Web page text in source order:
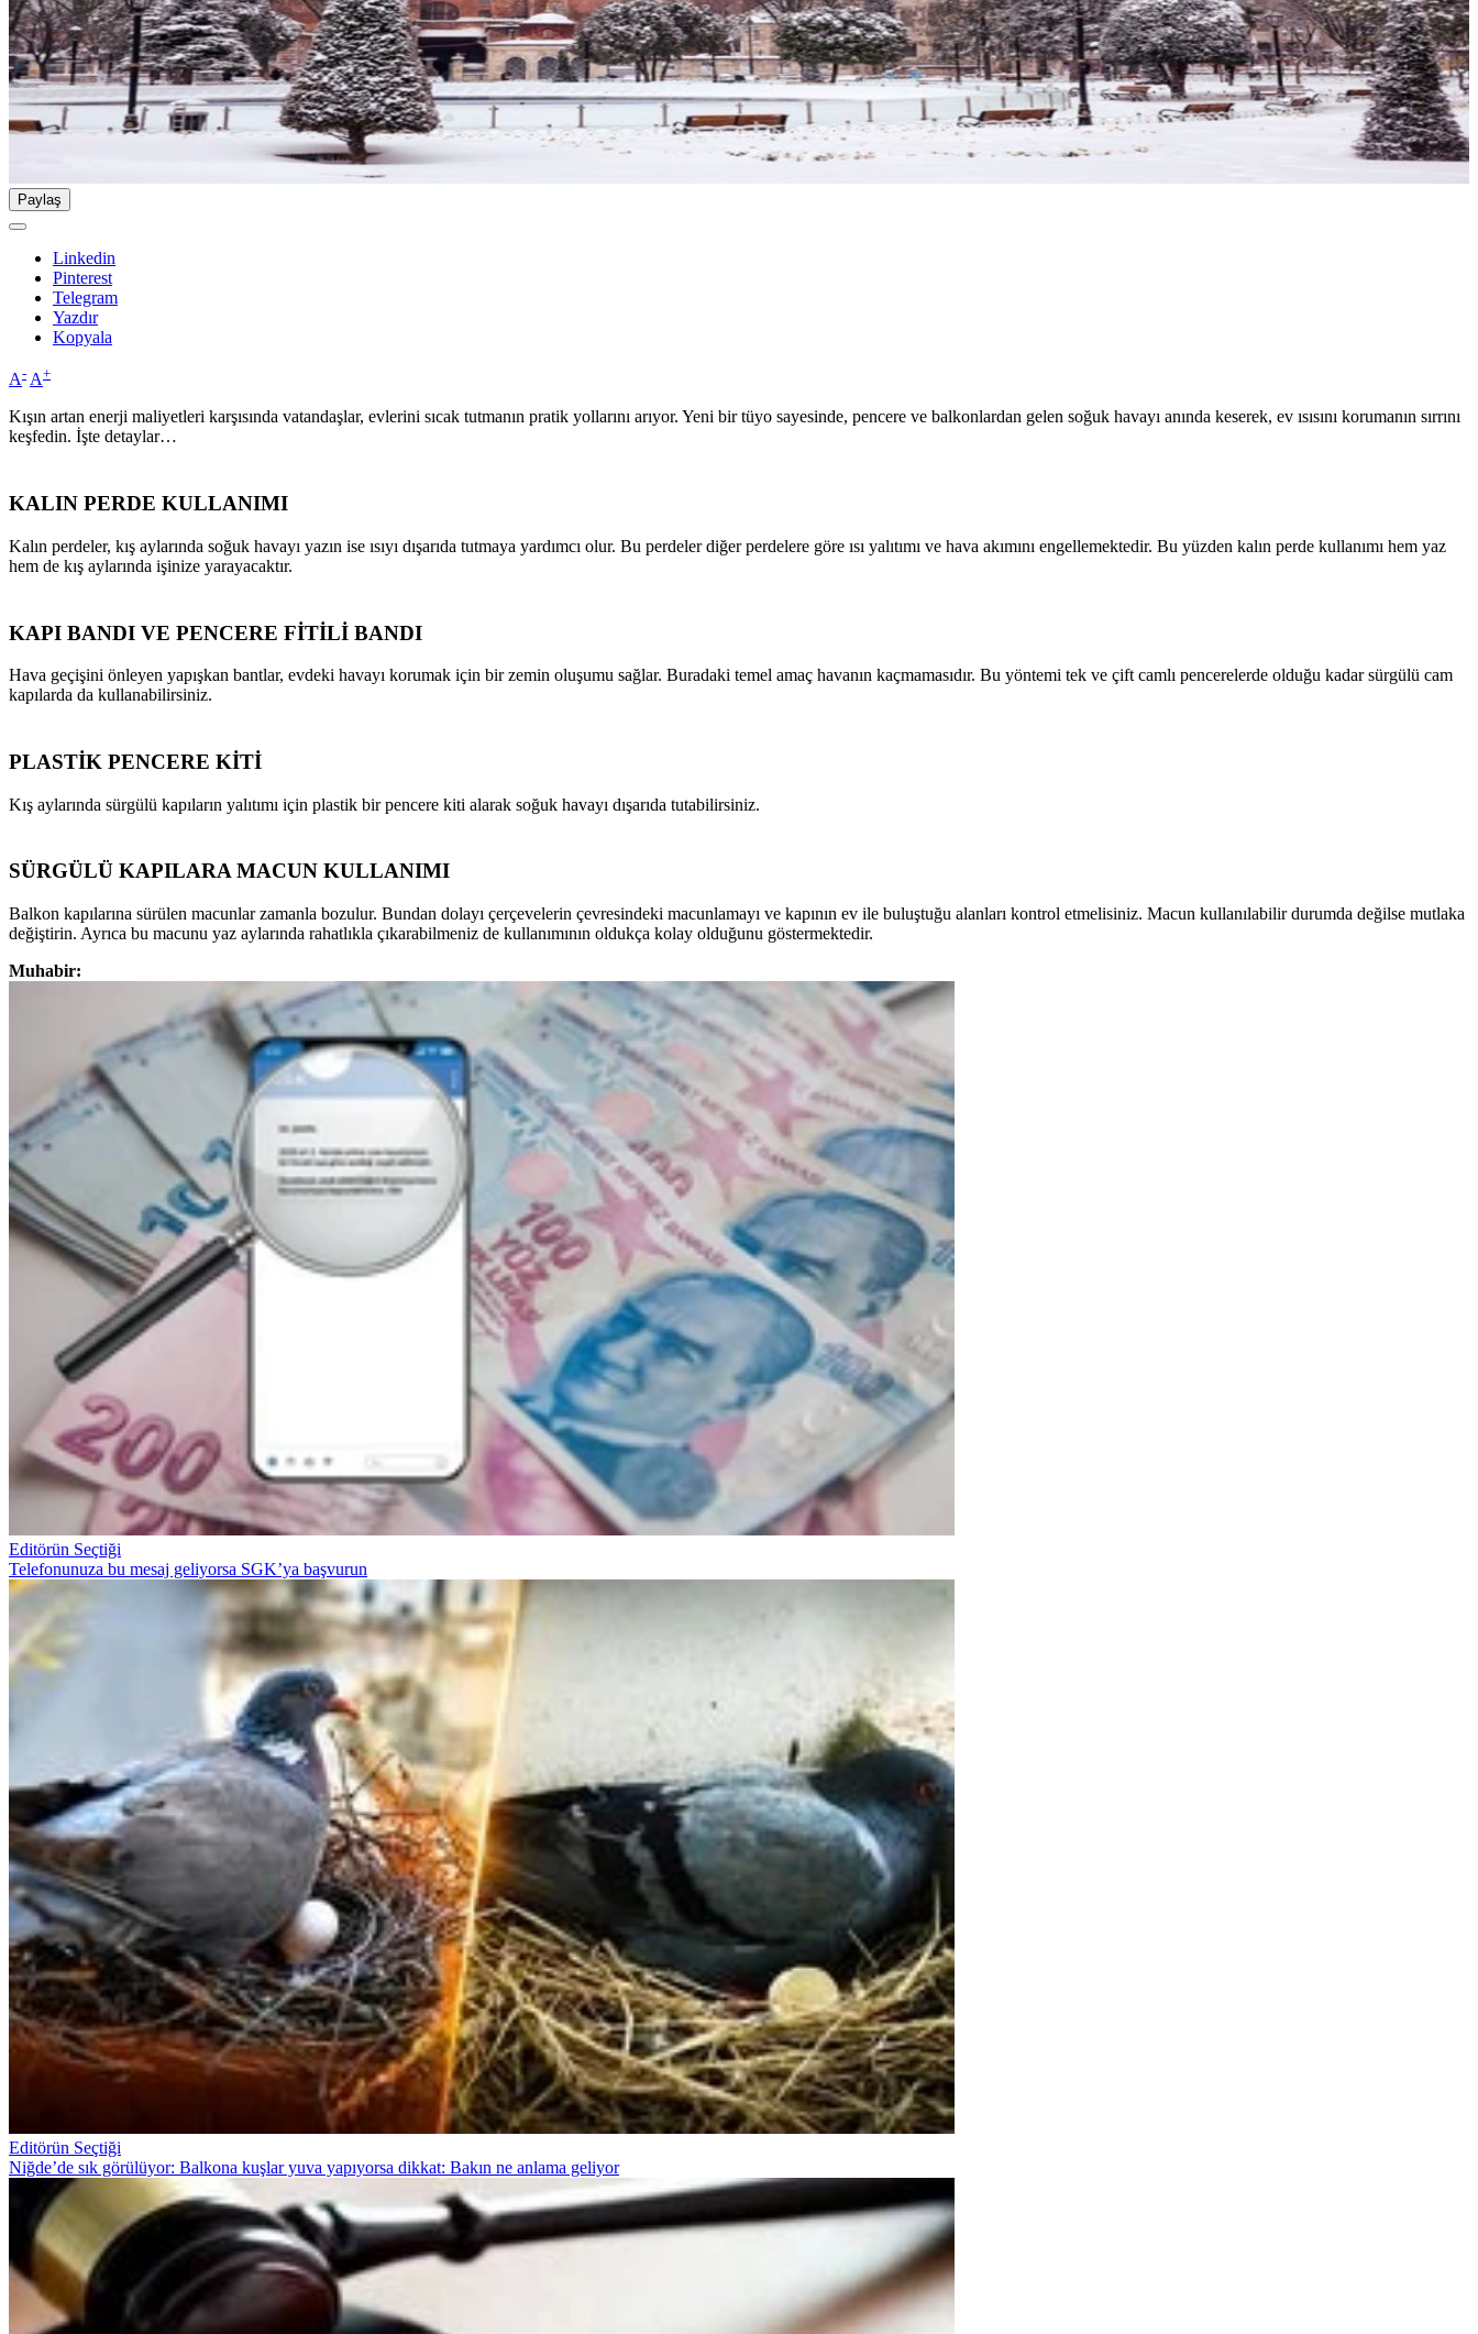
Paylaş
Linkedin
Pinterest
Telegram
Yazdır
Kopyala
A- A+
Kışın artan enerji maliyetleri karşısında vatandaşlar, evlerini sıcak tutmanın pratik yollarını arıyor. Yeni bir tüyo sayesinde, pencere ve balkonlardan gelen soğuk havayı anında keserek, ev ısısını korumanın sırrını
keşfedin. İşte detaylar…
KALIN PERDE KULLANIMI
Kalın perdeler, kış aylarında soğuk havayı yazın ise ısıyı dışarıda tutmaya yardımcı olur. Bu perdeler diğer perdelere göre ısı yalıtımı ve hava akımını engellemektedir. Bu yüzden kalın perde kullanımı hem yaz
hem de kış aylarında işinize yarayacaktır.
KAPI BANDI VE PENCERE FİTİLİ BANDI
Hava geçişini önleyen yapışkan bantlar, evdeki havayı korumak için bir zemin oluşumu sağlar. Buradaki temel amaç havanın kaçmamasıdır. Bu yöntemi tek ve çift camlı pencerelerde olduğu kadar sürgülü cam
kapılarda da kullanabilirsiniz.
PLASTİK PENCERE KİTİ
Kış aylarında sürgülü kapıların yalıtımı için plastik bir pencere kiti alarak soğuk havayı dışarıda tutabilirsiniz.
SÜRGÜLÜ KAPILARA MACUN KULLANIMI
Balkon kapılarına sürülen macunlar zamanla bozulur. Bundan dolayı çerçevelerin çevresindeki macunlamayı ve kapının ev ile buluştuğu alanları kontrol etmelisiniz. Macun kullanılabilir durumda değilse mutlaka
değiştirin. Ayrıca bu macunu yaz aylarında rahatlıkla çıkarabilmeniz de kullanımının oldukça kolay olduğunu göstermektedir.
Muhabir:
Editörün Seçtiği
Telefonunuza bu mesaj geliyorsa SGK’ya başvurun
Editörün Seçtiği
Niğde’de sık görülüyor: Balkona kuşlar yuva yapıyorsa dikkat: Bakın ne anlama geliyor